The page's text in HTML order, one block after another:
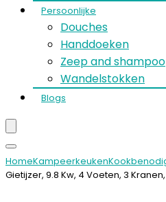
Persoonlijke
Douches
Handdoeken
Zeep and shampoo
Wandelstokken
Blogs
HomeKampeerkeuken
Gietijzer, 9.8 Kw, 4 Voeten, 3